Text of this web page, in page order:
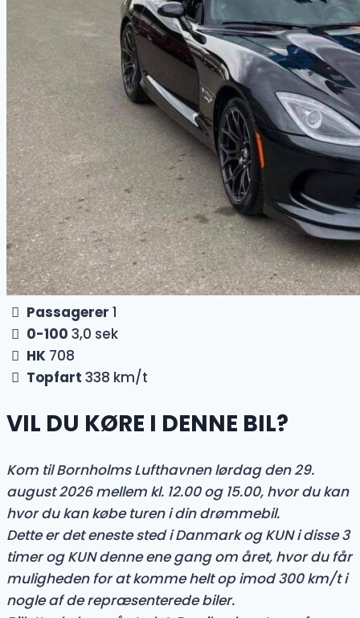
Passagerer 1
0-100 3,0 sek
HK 708
Topfart 338 km/t
VIL DU KØRE I DENNE BIL?
Kom til Bornholms Lufthavnen lørdag den 29.
august 2026 mellem kl. 12.00 og 15.00, hvor du kan
hvor du kan købe turen i din drømmebil.
Dette er det eneste sted i Danmark og KUN i disse 3
timer og KUN denne ene gang om året, hvor du får
muligheden for at komme helt op imod 300 km/t i
nogle af de repræsenterede biler.